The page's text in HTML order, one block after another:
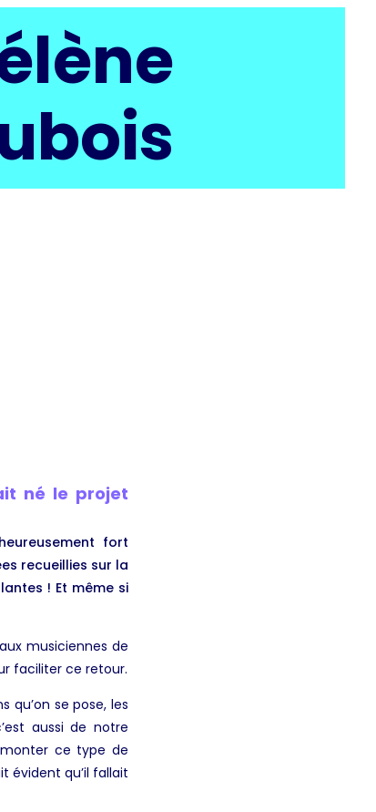
né le projet
fort
recueillies sur la
! Et même si
musiciennes de
faciliter ce retour.
qu’on se pose, les
aussi de notre
monter ce type de
évident qu’il fallait